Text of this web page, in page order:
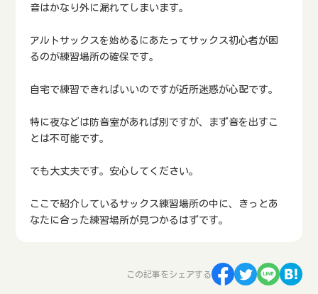
音はかなり外に漏れてしまいます。
アルトサックスを始めるにあたってサックス初心者が困
るのが練習場所の確保です。
自宅で練習できればいいのですが近所迷惑が心配です。
特に夜などは防音室があれば別ですが、まず音を出すこ
とは不可能です。
でも大丈夫です。安心してください。
ここで紹介しているサックス練習場所の中に、きっとあ
なたに合った練習場所が見つかるはずです。
この記事をシェアする